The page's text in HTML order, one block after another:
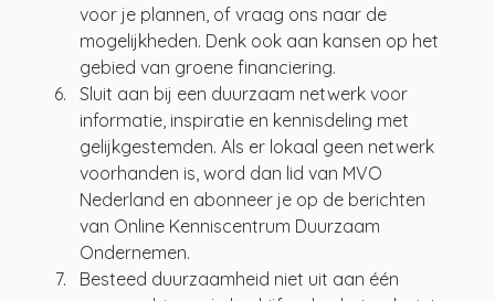
voor je plannen, of vraag ons naar de
mogelijkheden. Denk ook aan kansen op het
gebied van groene financiering.
Sluit aan bij een duurzaam netwerk voor
informatie, inspiratie en kennisdeling met
gelijkgestemden. Als er lokaal geen netwerk
voorhanden is, word dan lid van MVO
Nederland en abonneer je op de berichten
van Online Kenniscentrum Duurzaam
Ondernemen.
Besteed duurzaamheid niet uit aan één